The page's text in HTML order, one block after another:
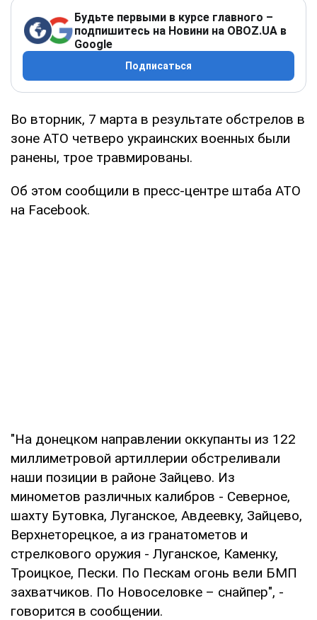
Будьте первыми в курсе главного –
подпишитесь на Новини на OBOZ.UA в
Google
Подписаться
Во вторник, 7 марта в результате обстрелов в
зоне АТО четверо украинских военных были
ранены, трое травмированы.
Об этом сообщили в пресс-центре штаба АТО
на Facebook.
"На донецком направлении оккупанты из 122
миллиметровой артиллерии обстреливали
наши позиции в районе Зайцево. Из
минометов различных калибров - Северное,
шахту Бутовка, Луганское, Авдеевку, Зайцево,
Верхнеторецкое, а из гранатометов и
стрелкового оружия - Луганское, Каменку,
Троицкое, Пески. По Пескам огонь вели БМП
захватчиков. По Новоселовке – снайпер", -
говорится в сообщении.